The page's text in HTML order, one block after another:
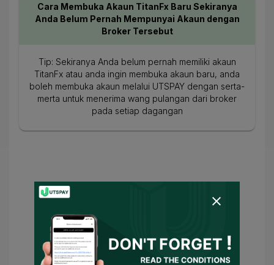
Cara Membuka Akaun TitanFx Baru Sekiranya
Anda Belum Pernah Mempunyai Akaun dengan
Broker Tersebut
Tip: Sekiranya Anda belum pernah memiliki akaun
TitanFx atau anda ingin membuka akaun baru, anda
boleh membuka akaun melalui UTSPAY dengan serta-
merta untuk menerima wang pulangan dari broker
pada setiap dagangan
Anda telah bersetuju Syarat Penggunaan
dan Polisi Privasi dan Saya bersetuju